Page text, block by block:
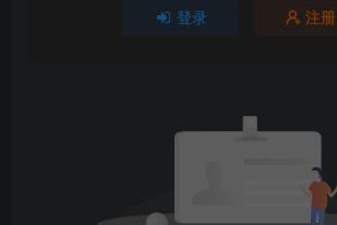
登录 注册